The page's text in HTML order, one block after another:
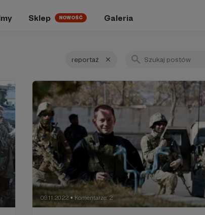
Sklep NOWOŚĆ Galeria
reportaż
09.11.2022 ● Komentarze: 2